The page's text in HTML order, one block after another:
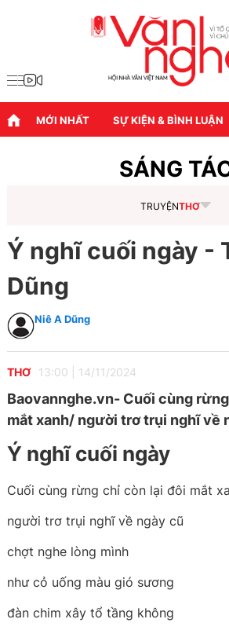
MỚI NHẤT SỰ KIỆN & BÌNH LUẬN
SÁNG
TRUYỆNTHƠ
Ý nghĩ cuối ngày -
Dũng
Niê A Dũng
THƠ 13:00 14/11/2024
Baovannghe.vn- Cuối cùng
mắt xanh/ người trơ trụi nghĩ về
Ý nghĩ cuối ngày
Cuối cùng rừng chỉ còn lại đôi mắt
người trơ trụi nghĩ về ngày cũ
chợt nghe lòng mình
như cỏ uống màu gió sương
đàn chim xây tổ tầng không